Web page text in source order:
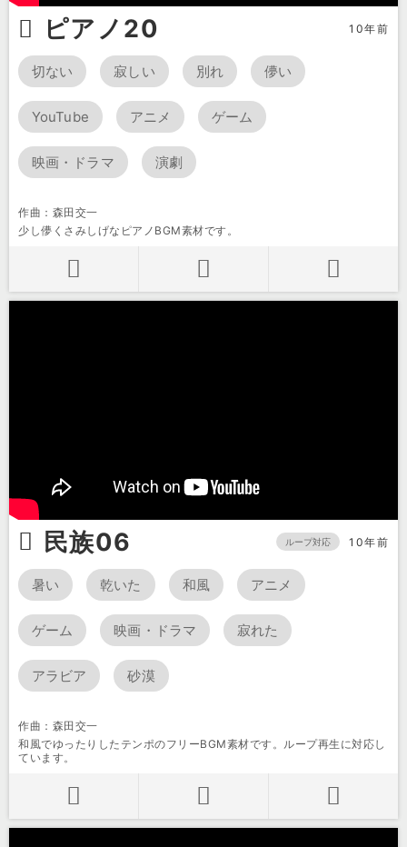
ピアノ20 10年前
切ない 寂しい 別れ 儚い
YouTube アニメ ゲーム
映画・ドラマ 演劇
作曲：森田交一
少し儚くさみしげなピアノBGM素材です。
民族06 ループ対応 10年前
暑い 乾いた 和風 アニメ
ゲーム 映画・ドラマ 寂れた
アラビア 砂漠
作曲：森田交一
和風でゆったりしたテンポのフリーBGM素材です。ループ再生に対応し
ています。